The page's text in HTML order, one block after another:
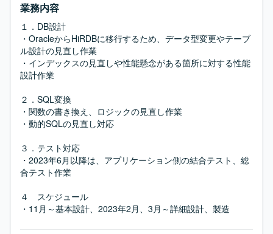
業務内容
１．DB設計
・OracleからHiRDBに移行するため、データ型変更やテーブ
ル設計の見直し作業
・インデックスの見直しや性能懸念がある箇所に対する性能
設計作業
２．SQL変換
・関数の書き換え、ロジックの見直し作業
・動的SQLの見直し対応
３．テスト対応
・2023年6月以降は、アプリケーション側の結合テスト、総
合テスト作業
４　スケジュール
・11月～基本設計、2023年2月、3月～詳細設計、製造